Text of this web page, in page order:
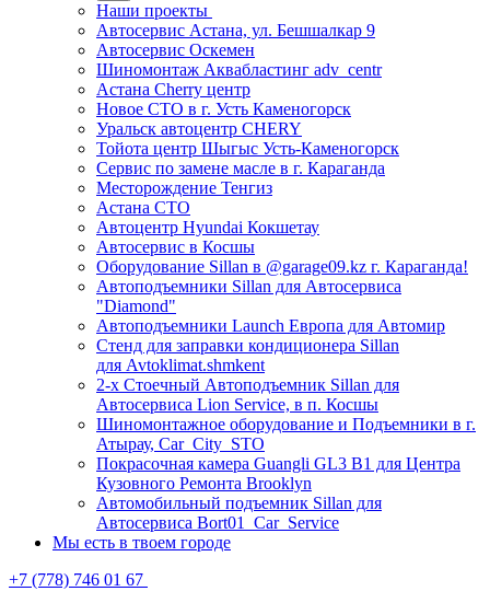
Наши проекты
Автосервис Астана, ул. Бешшалкар 9
Автосервис Оскемен
Шиномонтаж Аквабластинг adv_centr
Астана Cherry центр
Новое СТО в г. Усть Каменогорск
Уральск автоцентр CHERY
Тойота центр Шыгыс Усть-Каменогорск
Сервис по замене масле в г. Караганда
Месторождение Тенгиз
Астана СТО
Автоцентр Hyundai Кокшетау
Автосервис в Косшы
Оборудование Sillan в @garage09.kz г. Караганда!
Автоподъемники Sillan для Автосервиса
"Diamond"
Автоподъемники Launch Европа для Автомир
Стенд для заправки кондиционера Sillan
для Avtoklimat.shmkent
2-х Стоечный Автоподъемник Sillan для
Автосервиса Lion Service, в п. Косшы
Шиномонтажное оборудование и Подъемники в г.
Атырау, Car_City_STO
Покрасочная камера Guangli GL3 B1 для Центра
Кузовного Ремонта Brooklyn
Автомобильный подъемник Sillan для
Автосервиса Bort01_Car_Service
Мы есть в твоем городе
+7 (778) 746 01 67